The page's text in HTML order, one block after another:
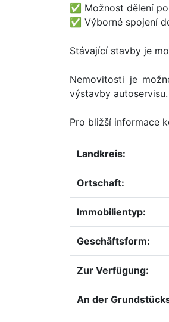
✅ Možnost dělení
✅ Výborné spojení
Stávající stavby je
Nemovitosti je
výstavby autoservisu.
Pro bližší informace
Landkreis:
Ortschaft:
immobilientyp:
geschäftsform:
zur Verfügung:
an der